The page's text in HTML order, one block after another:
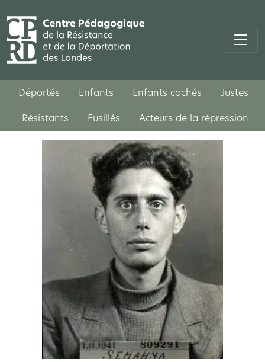
Déportés Enfants Enfants cachés
Justes
Résistants
Fusillés Acteurs de la répression